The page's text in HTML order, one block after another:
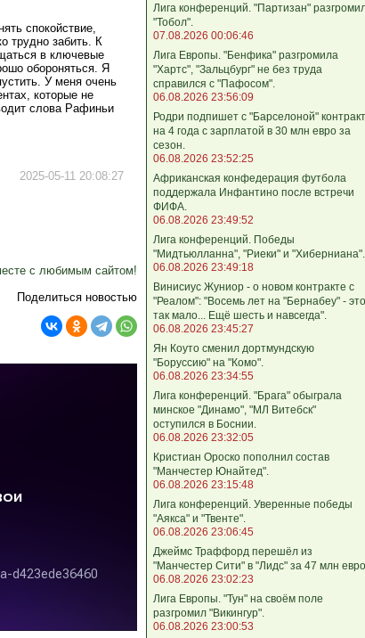
спокойствие,
трудно забить. К
в ключевые
обороняться. Я
У меня очень
которые не
слова Рафиньи
2025-05-11 20:08:27
с любимым сайтом!
Поделиться новостью
Лига кoнференций. "Партизан"
"Тобол".
07.08.2026 00:06:46
Лига Европы. "Бенфика" разгромила
"Хартс", "Зальцбург" не без труда
справился с "Пафосом".
06.08.2026 23:56:09
Родри подпишет с "Барселоной" контракт
на 4 года с зарплатой в 30 млн евро за
сезон.
06.08.2026 23:52:25
Африканская конфедерация футбола
поддержала Инфантино после встречи
ФИФА.
06.08.2026 23:49:52
Лига кoнференций. Победы
"Мидтьюлланна", "Риеки" и "Хиберниана".
06.08.2026 23:49:18
Винисиус Жуниор - о новом контракте с
"Реалом": "Восемь лет на "Бернабеу" - это
так мало... Ещё шесть и навсегда".
06.08.2026 23:45:27
Ян Коуто сменил дортмундскую
"Боруссию" на "Комо".
06.08.2026 23:34:55
Лига кoнференций. "Брага" обыграла
минское "Динамо", "МЛ Витебск"
оступился в Боснии.
06.08.2026 23:32:05
Кристиан Ороско пополнил состав
"Манчестер Юнайтед".
06.08.2026 23:15:48
Лига кoнференций. Уверенные победы
"Аякса" и "Твенте".
06.08.2026 23:06:45
Джеймс Траффорд перешёл из
"Манчестер Сити" в "Лидс" за 47 млн
06.08.2026 23:02:23
Лига Европы. "Тун" на своём поле
разгромил "Викингур".
06.08.2026 23:00:53